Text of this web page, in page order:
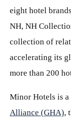
eight hotel
NH, NH
collection of
accelerating its
more than 200
Minor Hotels is a
Alliance (GHA),